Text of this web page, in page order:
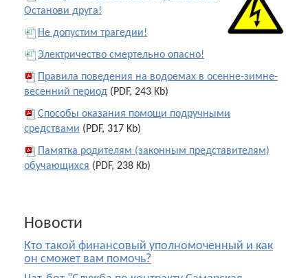
Останови друга!
Не допустим трагедии!
Электричество смертельно опасно!
Правила поведения на водоемах в осенне-зимне-
весенний период (PDF, 243 Kb)
Способы оказания помощи подручными
средствами (PDF, 317 Kb)
Памятка родителям (законным представителям)
обучающихся (PDF, 238 Kb)
Новости
Кто такой финансовый уполномоченный и как
он сможет вам помочь?